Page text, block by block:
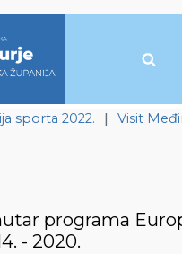
sporta 2022. | Visit
programa
- 2020.